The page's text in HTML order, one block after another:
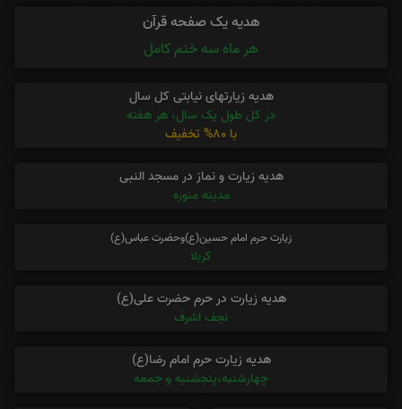
هدیه یک صفحه قرآن
هر ماه سه ختم کامل
هدیه زیارتهای نیابتی کل سال
در کل طول یک سال، هر هفته
با 80% تخفیف
هدیه زیارت و نماز در مسجد النبی
مدینه منوره
زیارت حرم امام حسین(ع)وحضرت عباس(ع)
کربلا
هدیه زیارت در حرم حضرت علی(ع)
نجف اشرف
هدیه زیارت حرم امام رضا(ع)
چهارشنبه،پنجشنبه و جمعه